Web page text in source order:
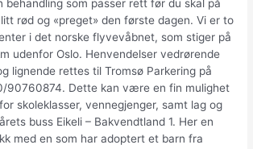
behandling som passer rett før du skal på
rød og «preget» den første dagen. Vi er to
i det norske flyvevåbnet, som stiger på
udenfor Oslo. Henvendelser vedrørende
lignende rettes til Tromsø Parkering på
90760874. Dette kan være en fin mulighet
skoleklasser, vennegjenger, samt lag og
buss Eikeli – Bakvendtland 1. Her en
med en som har adoptert et barn fra